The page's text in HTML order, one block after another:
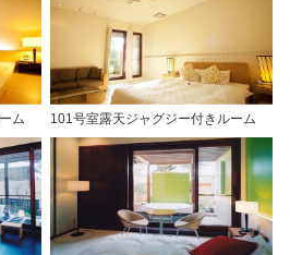
ム 101号室露天ジャグジー付きルーム